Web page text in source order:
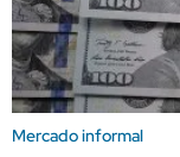
Mercado informal